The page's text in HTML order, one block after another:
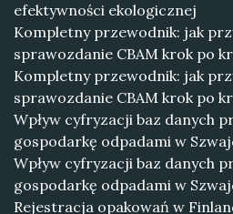
efektywności ekologicznej
Kompletny przewodnik: jak
sprawozdanie CBAM krok po
Kompletny przewodnik: jak
sprawozdanie CBAM krok po
Wpływ cyfryzacji baz danych
gospodarkę odpadami w
Wpływ cyfryzacji baz danych
gospodarkę odpadami w
Rejestracja opakowań w